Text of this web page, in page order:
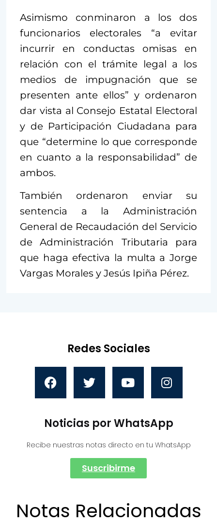
Asimismo conminaron a los dos
funcionarios electorales “a evitar
incurrir en conductas omisas en
relación con el trámite legal a los
medios de impugnación que se
presenten ante ellos” y ordenaron
dar vista al Consejo Estatal Electoral
y de Participación Ciudadana para
que “determine lo que corresponde
en cuanto a la responsabilidad” de
ambos.
También ordenaron enviar su
sentencia a la Administración
General de Recaudación del Servicio
de Administración Tributaria para
que haga efectiva la multa a Jorge
Vargas Morales y Jesús Ipiña Pérez.
Redes Sociales
Noticias por WhatsApp
Recibe nuestras notas directo en tu WhatsApp
Suscribirme
Notas Relacionadas